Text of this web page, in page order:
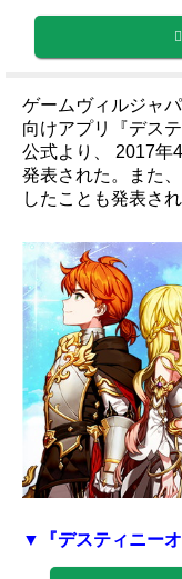
ゲームヴィルジャ
向けアプリ『デス
公式より、 2017年
発表された。また
したことも発表され
▼『デスティニー